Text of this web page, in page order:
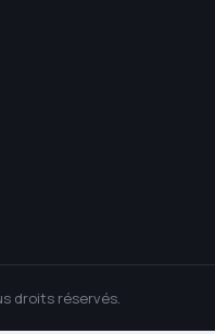
droits réservés.